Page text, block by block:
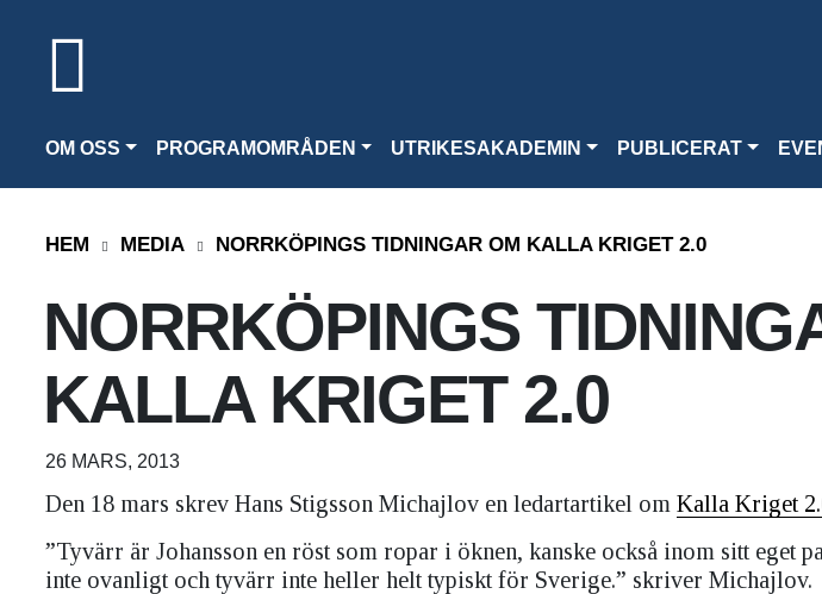
OM OSS PROGRAMOMRÅDEN UTRIKESAKADEMIN PUBLICERAT
HEM MEDIA NORRKÖPINGS TIDNINGAR OM KALLA KRIGET 2.0
NORRKÖPINGS
KALLA KRIGET 2.0
26 MARS, 2013
Den 18 mars skrev Hans Stigsson Michajlov en ledartartikel om Kalla Kriget
”Tyvärr är Johansson en röst som ropar i öknen, kanske också inom sitt eget
inte ovanligt och tyvärr inte heller helt typiskt för Sverige.” skriver Michajlov.